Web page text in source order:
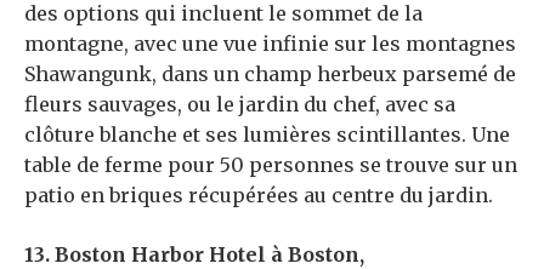
des options qui incluent le sommet de la
montagne, avec une vue infinie sur les montagnes
Shawangunk, dans un champ herbeux parsemé de
fleurs sauvages, ou le jardin du chef, avec sa
clôture blanche et ses lumières scintillantes. Une
table de ferme pour 50 personnes se trouve sur un
patio en briques récupérées au centre du jardin.
13. Boston Harbor Hotel à Boston,